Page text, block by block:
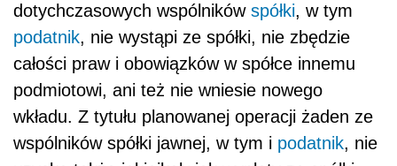
dotychczasowych wspólników spółki, w tym
podatnik, nie wystąpi ze spółki, nie zbędzie
całości praw i obowiązków w spółce innemu
podmiotowi, ani też nie wniesie nowego
wkładu. Z tytułu planowanej operacji żaden ze
wspólników spółki jawnej, w tym i podatnik, nie